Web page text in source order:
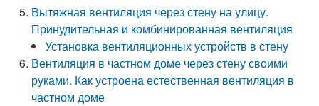
Вытяжная вентиляция через стену на улицу.
Принудительная и комбинированная вентиляция
Установка вентиляционных устройств в стену
Вентиляция в частном доме через стену своими
руками. Как устроена естественная вентиляция в
частном доме